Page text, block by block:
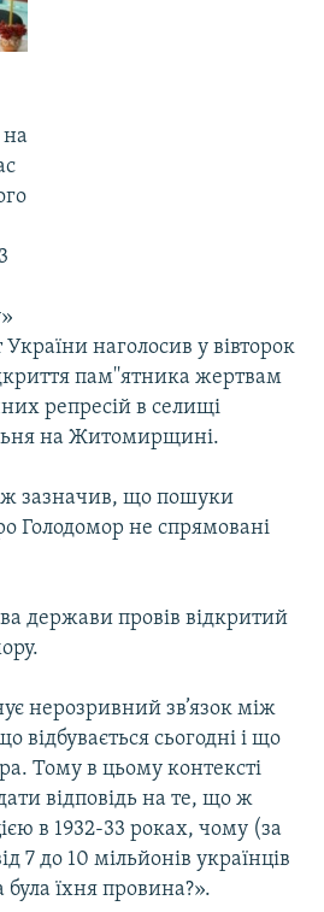
на
наголосив у вівторок
пам''ятника жертвам
репресiй в селищi
на Житомирщині.
зазначив, що пошуки
Голодомор не спрямовані
держави провів відкритий
нерозривний зв’язок між
відбувається сьогодні і що
Тому в цьому контексті
відповідь на те, що ж
в 1932-33 роках, чому (за
7 до 10 мільйонів українців
їхня провина?».